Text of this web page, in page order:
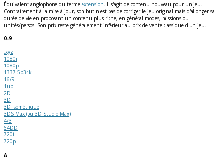
Équivalent anglophone du terme extension . Il s'agit de contenu nouveau pour un jeu.
Contrairement à la mise à jour, son but n'est pas de corriger le jeu original mais d'allonger sa
durée de vie en proposant un contenu plus riche, en général modes, missions ou
unités/persos. Son prix reste généralement inférieur au prix de vente classique d'un jeu.
0-9
.xyz
1080i
1080p
1337 5p34k
16/9
1up
2D
3D
3D isométrique
3DS Max (ou 3D Studio Max)
4/3
64DD
720i
720p
A